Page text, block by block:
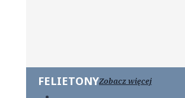
FELIETONYZobacz więcej